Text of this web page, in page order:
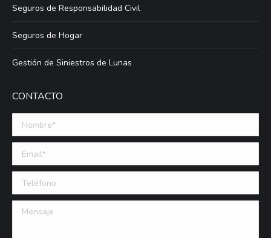
Seguros de Responsabilidad Civil
Seguros de Hogar
Gestión de Siniestros de Lunas
CONTACTO
Nombre *
Email (requerido)
Teléfono
Mensaje